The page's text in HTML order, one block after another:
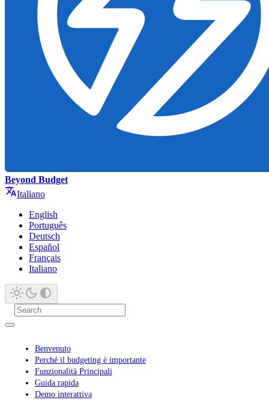
Beyond Budget
Italiano
English
Português
Deutsch
Español
Français
Italiano
Benvenuto
Perché il budgeting è importante
Funzionalità Principali
Guida rapida
Demo interattiva